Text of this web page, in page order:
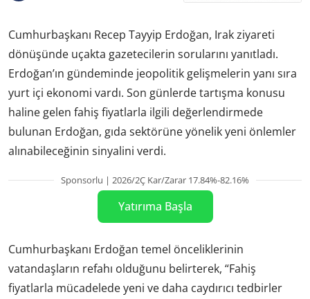
Cumhurbaşkanı Recep Tayyip Erdoğan, Irak ziyareti
dönüşünde uçakta gazetecilerin sorularını yanıtladı.
Erdoğan’ın gündeminde jeopolitik gelişmelerin yanı sıra
yurt içi ekonomi vardı. Son günlerde tartışma konusu
haline gelen fahiş fiyatlarla ilgili değerlendirmede
bulunan Erdoğan, gıda sektörüne yönelik yeni önlemler
alınabileceğinin sinyalini verdi.
Sponsorlu | 2026/2Ç Kar/Zarar 17.84%-82.16%
Yatırıma Başla
Cumhurbaşkanı Erdoğan temel önceliklerinin
vatandaşların refahı olduğunu belirterek, “Fahiş
fiyatlarla mücadelede yeni ve daha caydırıcı tedbirler